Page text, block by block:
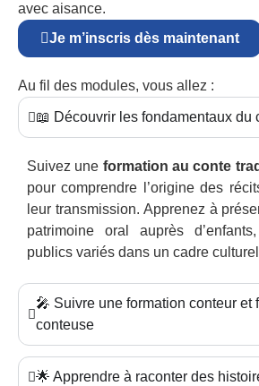
avec aisance.
Je m’inscris dès maintenant
Au fil des modules, vous allez :
📖 Découvrir les fondamentaux du
Suivez une formation au conte
pour comprendre l’origine des
leur transmission. Apprenez à
patrimoine oral auprès
publics variés dans un cadre
🎤 Suivre une formation conteur et
conteuse
🌟 Apprendre à raconter des